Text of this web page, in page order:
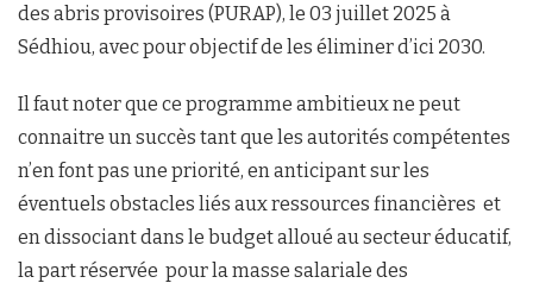
des abris provisoires (PURAP), le 03 juillet 2025 à
Sédhiou, avec pour objectif de les éliminer d’ici 2030.
Il faut noter que ce programme ambitieux ne peut
connaitre un succès tant que les autorités compétentes
n’en font pas une priorité, en anticipant sur les
éventuels obstacles liés aux ressources financières et
en dissociant dans le budget alloué au secteur éducatif,
la part réservée pour la masse salariale des